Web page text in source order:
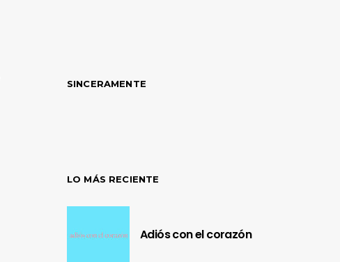
SINCERAMENTE
LO MÁS RECIENTE
Adiós con el corazón